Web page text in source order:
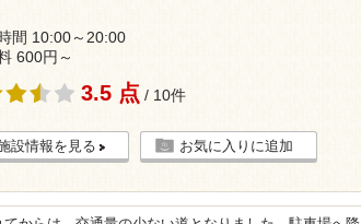
間 10:00～20:00
600円～
3.5 点 / 10件
設情報を見る お気に入りに追加